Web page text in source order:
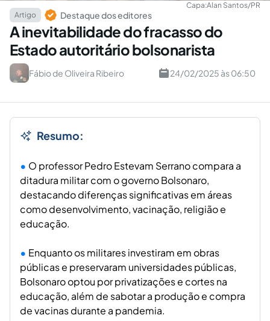
Capa:Alan Santos/PR
Artigo
Destaque dos editores
A inevitabilidade do fracasso do
Estado autoritário bolsonarista
Fábio de Oliveira Ribeiro 24/02/2025 às 06:50
Resumo:
O professor Pedro Estevam Serrano compara a
ditadura militar com o governo Bolsonaro,
destacando diferenças significativas em áreas
como desenvolvimento, vacinação, religião e
educação.
Enquanto os militares investiram em obras
públicas e preservaram universidades públicas,
Bolsonaro optou por privatizações e cortes na
educação, além de sabotar a produção e compra
de vacinas durante a pandemia.